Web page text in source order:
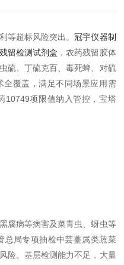
等超标风险突出。冠宇仪器制
留检测试剂盒 ，农药残留胶体
硫、丁硫克百、毒死蜱、对硫
覆盖，满足不同场景应用需
10749项限值纳入管控，宝塔
腐病等病害及菜青虫、蚜虫等
总局专项抽检中芸薹属类蔬菜
险。基层检测能力不足，大量